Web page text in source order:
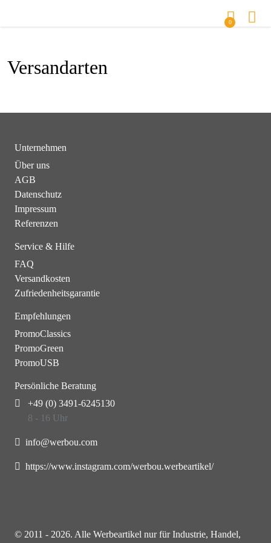
0
Versandarten
Unternehmen
Über uns
AGB
Datenschutz
Impressum
Referenzen
Service & Hilfe
FAQ
Versandkosten
Zufriedenheitsgarantie
Empfehlungen
PromoClassics
PromoGreen
PromoUSB
Persönliche Beratung
+49 (0) 3491-6245130
8 - 16 Uhr
info@werbou.com
https://www.instagram.com/werbou.werbeartikel/
© 2011 - 2026. Alle Werbeartikel nur für Industrie, Handel,